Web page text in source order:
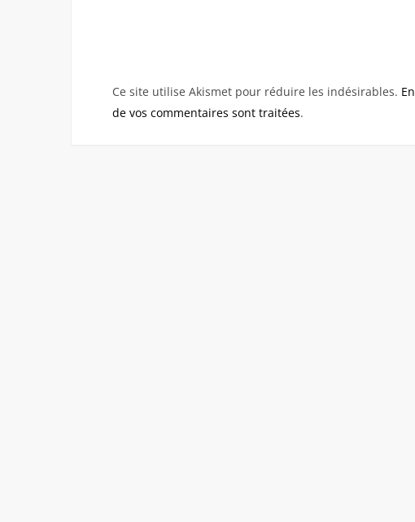
Ce site utilise Akismet pour réduire les indésirables.
de vos commentaires sont traitées.